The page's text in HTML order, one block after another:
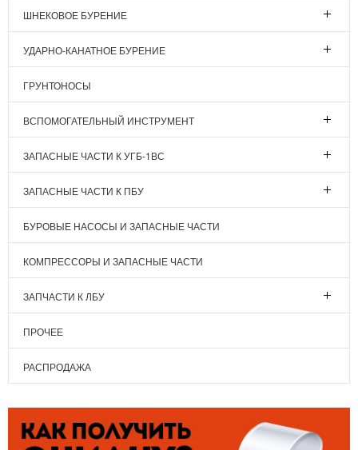
ШНЕКОВОЕ БУРЕНИЕ
УДАРНО-КАНАТНОЕ БУРЕНИЕ
ГРУНТОНОСЫ
ВСПОМОГАТЕЛЬНЫЙ ИНСТРУМЕНТ
ЗАПАСНЫЕ ЧАСТИ К УГБ-1ВС
ЗАПАСНЫЕ ЧАСТИ К ПБУ
БУРОВЫЕ НАСОСЫ И ЗАПАСНЫЕ ЧАСТИ
КОМПРЕССОРЫ И ЗАПАСНЫЕ ЧАСТИ
ЗАПЧАСТИ К ЛБУ
ПРОЧЕЕ
РАСПРОДАЖА